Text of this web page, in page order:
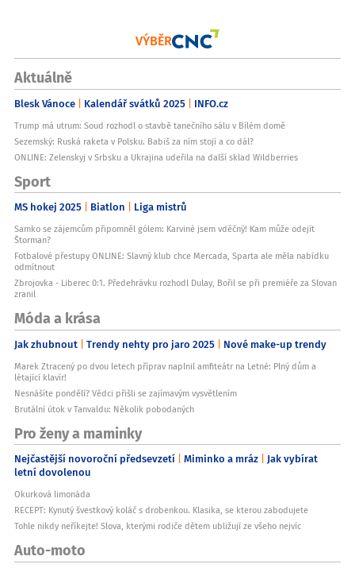
VÝBĚR
Aktuálně
Blesk Vánoce Kalendář svátků 2025 INFO.cz
Trump má utrum: Soud rozhodl o stavbě tanečního sálu v Bílém domě
Sezemský: Ruská raketa v Polsku. Babiš za ním stojí a co dál?
ONLINE: Zelenskyj v Srbsku a Ukrajina udeřila na další sklad Wildberries
Sport
MS hokej 2025 Biatlon Liga mistrů
Samko se zájemcům připomněl gólem: Karviné jsem vděčný! Kam může odejít
Štorman?
Fotbalové přestupy ONLINE: Slavný klub chce Mercada, Sparta ale měla nabídku
odmítnout
Zbrojovka - Liberec 0:1. Předehrávku rozhodl Dulay, Bořil se při premiéře za Slovan
zranil
Móda a krása
Jak zhubnout Trendy nehty pro jaro 2025 Nové make-up trendy
Marek Ztracený po dvou letech příprav naplnil amfiteátr na Letné: Plný dům a
létající klavír!
Nesnášíte pondělí? Vědci přišli se zajímavým vysvětlením
Brutální útok v Tanvaldu: Několik pobodaných
Pro ženy a maminky
Nejčastější novoroční předsevzetí Miminko a mráz Jak vybírat
letní dovolenou
Okurková limonáda
RECEPT: Kynutý švestkový koláč s drobenkou. Klasika, se kterou zabodujete
Tohle nikdy neříkejte! Slova, kterými rodiče dětem ubližují ze všeho nejvíc
Auto-moto